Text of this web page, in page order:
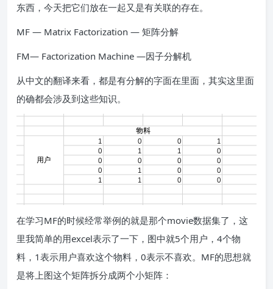
东西，今天把它们放在一起又是有关联的存在。
MF — Matrix Factorization — 矩阵分解
FM— Factorization Machine —因子分解机
从中文的翻译来看，都是有分解的字面在里面，其实这里面
的确都会涉及到这些知识。
在学习MF的时候经常举例的就是那个movie数据集了，这
里我简单的用excel表示了一下，图中就5个用户，4个物
料，1表示用户喜欢这个物料，0表示不喜欢。MF的思想就
是将上图这个矩阵拆分成两个小矩阵：